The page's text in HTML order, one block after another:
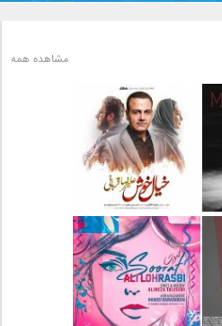
مشاهده همه
دانلود آهنگ جدید علیرضا
قربانی بنام خیال خوش